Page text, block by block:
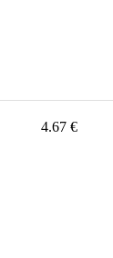
4.67 €